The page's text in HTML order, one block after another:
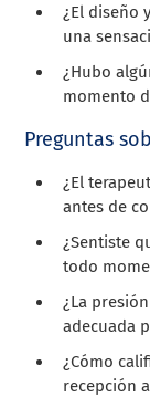
¿El diseño
una
¿Hubo
momento
Preguntas
¿El
antes de
¿Sentiste
todo
¿La
adecuada
¿Cómo
recepción